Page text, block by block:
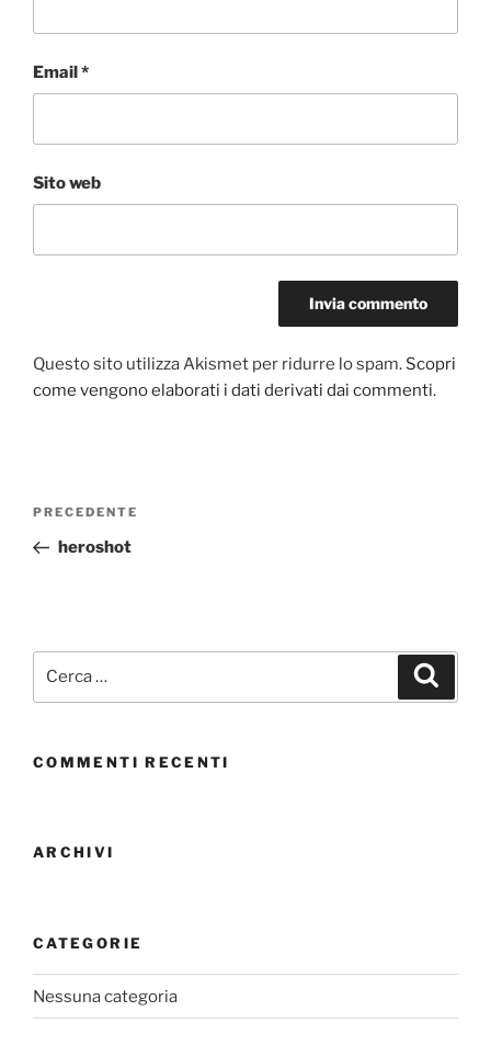
Email*
Sito web
Questo sito utilizza Akismet per ridurre lo spam. Scopri
come vengono elaborati i dati derivati dai commenti.
Navigazione
Articolo
precedente:
PRECEDENTE
heroshot
COMMENTI RECENTI
ARCHIVI
CATEGORIE
Nessuna categoria